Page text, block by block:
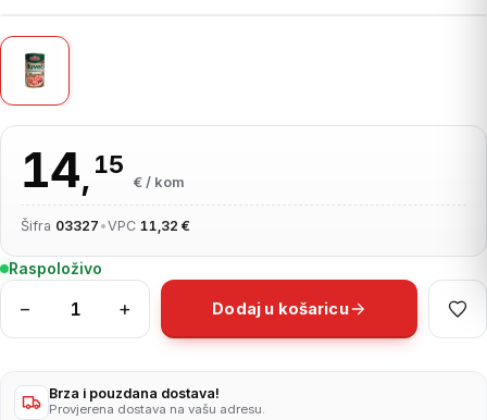
14, 15
€ / kom
Šifra 03327 •VPC 11,32 €
Raspoloživo
−
Đuveč
3,95kg
+ Dodaj u košaricu
Brza i pouzdana dostava!
Provjerena dostava na vašu adresu.